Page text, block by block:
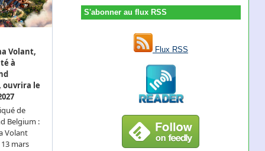
S'abonner au flux RSS
Flux RSS